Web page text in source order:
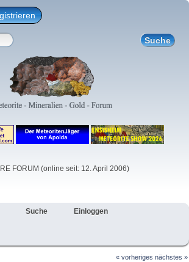
FORUM (online seit: 12. April 2006)
Suche Einloggen
« vorheriges nächstes »